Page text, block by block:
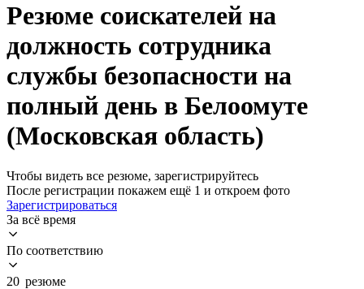
Резюме соискателей на
должность сотрудника
службы безопасности на
полный день в Белоомуте
(Московская область)
Чтобы видеть все резюме, зарегистрируйтесь
После регистрации покажем ещё 1 и откроем фото
Зарегистрироваться
За всё время
По соответствию
20 резюме